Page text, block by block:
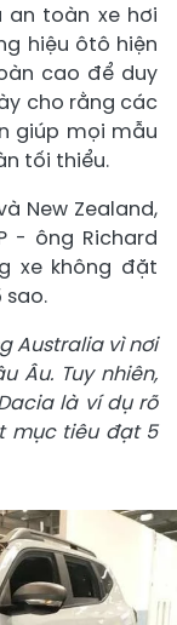
an toàn xe hơi
hiệu ôtô hiện
cao để duy
cho rằng các
giúp mọi mẫu
tối thiểu.
New Zealand,
- ông Richard
xe không đặt
Australia vì nơi
Âu. Tuy nhiên,
là ví dụ rõ
mục tiêu đạt 5